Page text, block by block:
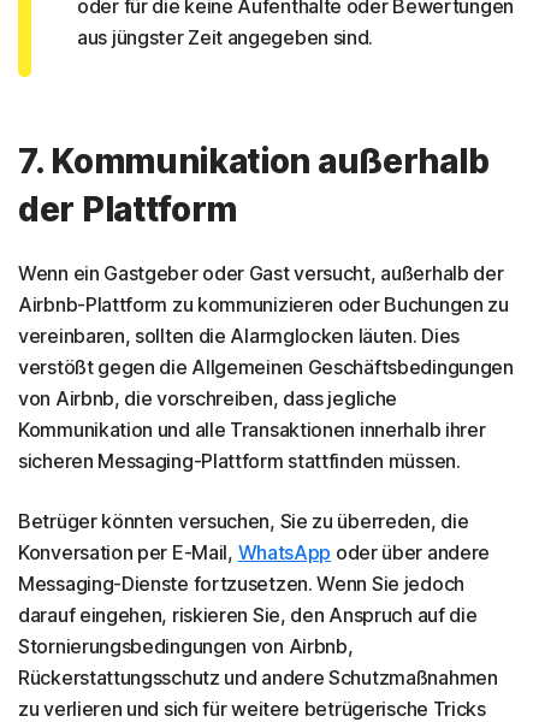
oder für die keine Aufenthalte oder Bewertungen
aus jüngster Zeit angegeben sind.
7. Kommunikation außerhalb
der Plattform
Wenn ein Gastgeber oder Gast versucht, außerhalb der
Airbnb-Plattform zu kommunizieren oder Buchungen zu
vereinbaren, sollten die Alarmglocken läuten. Dies
verstößt gegen die Allgemeinen Geschäftsbedingungen
von Airbnb, die vorschreiben, dass jegliche
Kommunikation und alle Transaktionen innerhalb ihrer
sicheren Messaging-Plattform stattfinden müssen.
Betrüger könnten versuchen, Sie zu überreden, die
Konversation per E-Mail, WhatsApp oder über andere
Messaging-Dienste fortzusetzen. Wenn Sie jedoch
darauf eingehen, riskieren Sie, den Anspruch auf die
Stornierungsbedingungen von Airbnb,
Rückerstattungsschutz und andere Schutzmaßnahmen
zu verlieren und sich für weitere betrügerische Tricks